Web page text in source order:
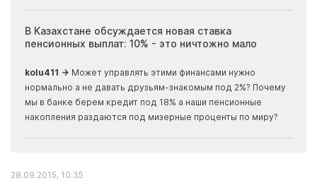
В Казахстане обсуждается новая ставка
пенсионных выплат: 10% - это ничтожно мало
kolu411 → Может управлять этими финансами нужно
нормально а не давать друзьям-знакомым под 2%? Почему
мы в банке берем кредит под 18% а наши пенсионные
накопления раздаются под мизерные проценты по миру?
28.09.2015, 10:35